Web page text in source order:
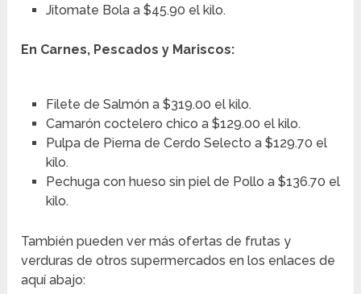
Jitomate Bola a $45.90 el kilo.
En Carnes, Pescados y Mariscos:
Filete de Salmón a $319.00 el kilo.
Camarón coctelero chico a $129.00 el kilo.
Pulpa de Pierna de Cerdo Selecto a $129.70 el
kilo.
Pechuga con hueso sin piel de Pollo a $136.70 el
kilo.
También pueden ver más ofertas de frutas y
verduras de otros supermercados en los enlaces de
aquí abajo: